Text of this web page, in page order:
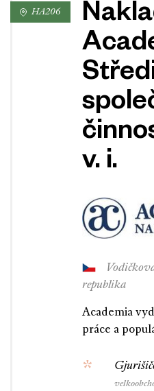
HA206
v. i.
republika
Academia
práce a